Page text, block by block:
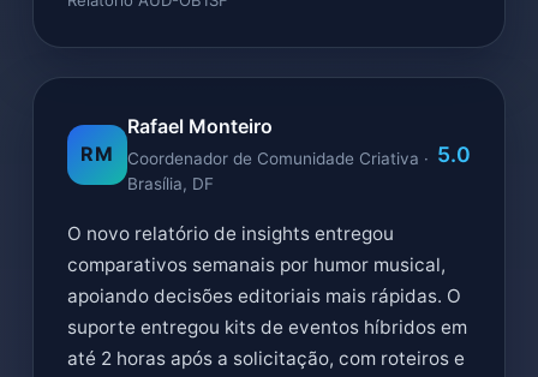
RM
Rafael Monteiro
Coordenador de Comunidade Criativa ·
Brasília, DF
5.0
O novo relatório de insights entregou
comparativos semanais por humor musical,
apoiando decisões editoriais mais rápidas. O
suporte entregou kits de eventos híbridos em
até 2 horas após a solicitação, com roteiros e